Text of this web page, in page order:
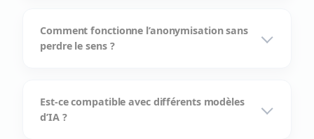
Comment fonctionne l’anonymisation sans
perdre le sens ?
Est-ce compatible avec différents modèles
d’IA ?